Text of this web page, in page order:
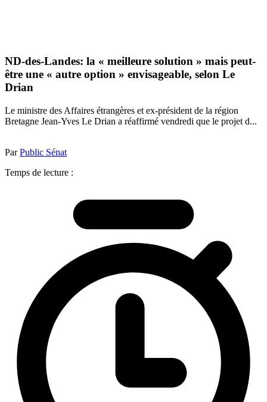
ND-des-Landes: la « meilleure solution » mais peut-
être une « autre option » envisageable, selon Le
Drian
Le ministre des Affaires étrangères et ex-président de la région
Bretagne Jean-Yves Le Drian a réaffirmé vendredi que le projet d...
ParPublic Sénat
Temps de lecture :